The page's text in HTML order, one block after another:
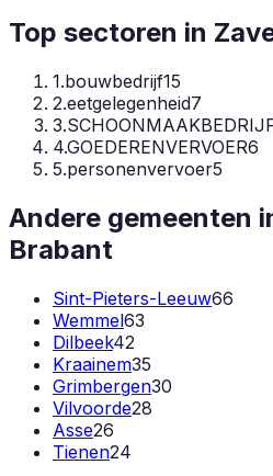
Top sectoren in
1.bouwbedrijf15
2.eetgelegenheid7
3.
4.GOEDERENVERVOER6
5.personenvervoer5
Andere gemeenten
Brabant
Sint-Pieters-Leeuw66
Wemmel63
Dilbeek42
Kraainem35
Grimbergen30
Vilvoorde28
Asse26
Tienen24